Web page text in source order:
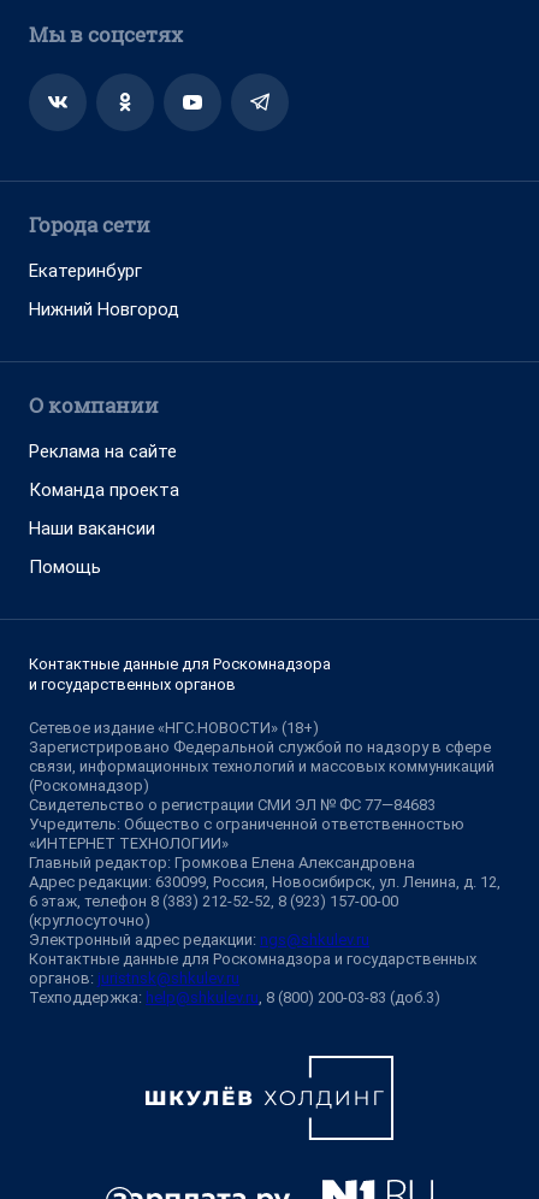
Мы в соцсетях
Города сети
Екатеринбург
Нижний Новгород
О компании
Реклама на сайте
Команда проекта
Наши вакансии
Помощь
Контактные данные для Роскомнадзора
и государственных органов
Сетевое издание «НГС.НОВОСТИ» (18+)
Зарегистрировано Федеральной службой по надзору в сфере
связи, информационных технологий и массовых коммуникаций
(Роскомнадзор)
Свидетельство о регистрации СМИ ЭЛ № ФС 77—84683
Учредитель: Общество с ограниченной ответственностью
«ИНТЕРНЕТ ТЕХНОЛОГИИ»
Главный редактор: Громкова Елена Александровна
Адрес редакции: 630099, Россия, Новосибирск, ул. Ленина, д. 12,
6 этаж, телефон 8 (383) 212-52-52, 8 (923) 157-00-00
(круглосуточно)
Электронный адрес редакции: ngs@shkulev.ru
Контактные данные для Роскомнадзора и государственных
органов: juristnsk@shkulev.ru
Техподдержка: help@shkulev.ru , 8 (800) 200-03-83 (доб.3)